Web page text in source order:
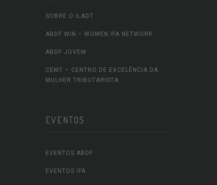
SOBRE O ILADT
ABDF WIN – WOMEN IFA NETWORK
ABDF JOVEM
CEMT – CENTRO DE EXCELÊNCIA DA
MULHER TRIBUTARISTA
EVENTOS
EVENTOS ABDF
EVENTOS IFA